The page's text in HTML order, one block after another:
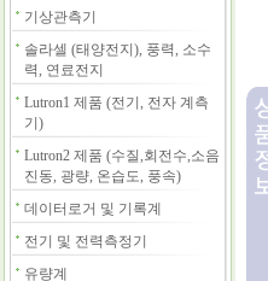
기상관측기
솔라셀 (태양전지), 풍력, 소수
력, 연료전지
Lutron1 제품 (전기, 전자 계측
기)
Lutron2 제품 (수질,회전수,소음
진동, 광량, 온습도, 풍속)
데이터로거 및 기록계
전기 및 전력측정기
유량계